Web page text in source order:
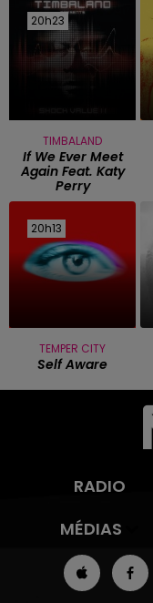
20h23
20h23
TIMBALAND
If We Ever Meet
Again Feat. Katy
Perry
20h13
20h13
TEMPER CITY
Self Aware
RADIO
MÉDIAS